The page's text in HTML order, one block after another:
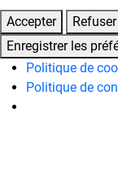
Accepter Refuser
Enregistrer les
Politique de
Politique de